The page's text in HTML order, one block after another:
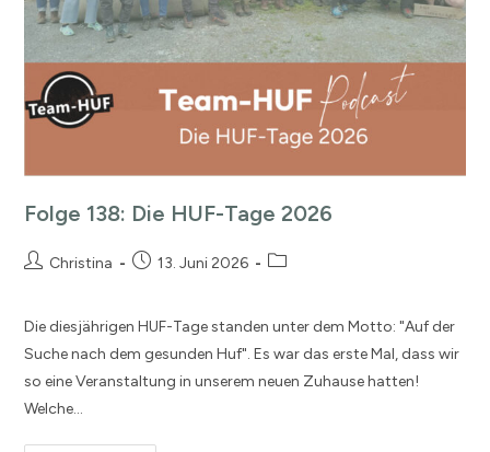
Folge 138: Die HUF-Tage 2026
Christina 13. Juni 2026
Die diesjährigen HUF-Tage standen unter dem Motto: "Auf der
Suche nach dem gesunden Huf". Es war das erste Mal, dass wir
so eine Veranstaltung in unserem neuen Zuhause hatten!
Welche…